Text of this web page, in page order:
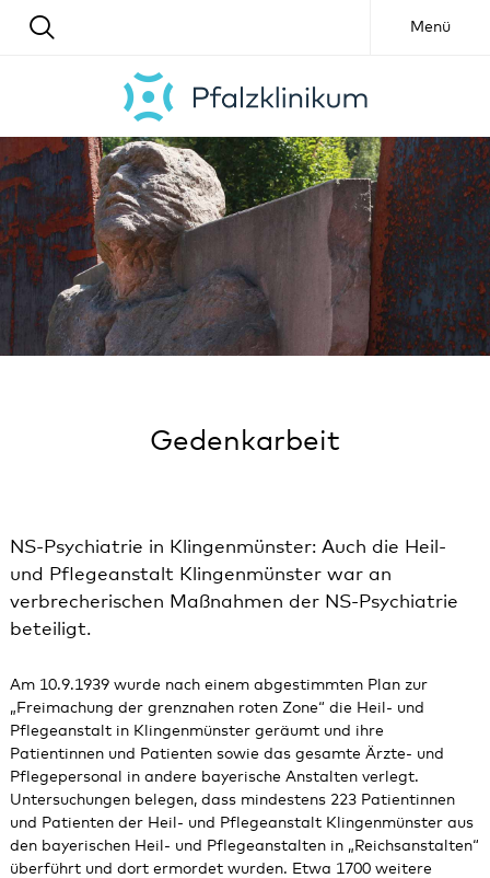
Menü
Gedenkarbeit
NS-Psychiatrie in Klingenmünster: Auch die Heil-
und Pflegeanstalt Klingenmünster war an
verbrecherischen Maßnahmen der NS-Psychiatrie
beteiligt.
Am 10.9.1939 wurde nach einem abgestimmten Plan zur
„Freimachung der grenznahen roten Zone“ die Heil- und
Pflegeanstalt in Klingenmünster geräumt und ihre
Patientinnen und Patienten sowie das gesamte Ärzte- und
Pflegepersonal in andere bayerische Anstalten verlegt.
Untersuchungen belegen, dass mindestens 223 Patientinnen
und Patienten der Heil- und Pflegeanstalt Klingenmünster aus
den bayerischen Heil- und Pflegeanstalten in „Reichsanstalten“
überführt und dort ermordet wurden. Etwa 1700 weitere